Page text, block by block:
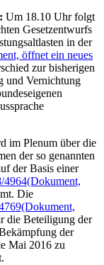
Um 18.10 Uhr folgt
Gesetzentwurfs
in der
öffnet ein neues
zur bisherigen
und Vernichtung
im Plenum über die
der so genannten
der Basis einer
4964(Dokument,
Die
(Dokument,
die Beteiligung der
der
Mai 2016 zu